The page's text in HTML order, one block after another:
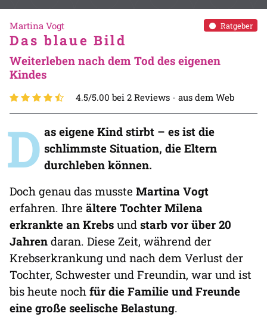
Ratgeber
Martina Vogt
Das blaue Bild
Weiterleben nach dem Tod des eigenen
Kindes
4.5/5.00 bei 2 Reviews - aus dem Web
D as eigene Kind stirbt – es ist die
schlimmste Situation, die Eltern
durchleben können.
Doch genau das musste Martina Vogt
erfahren. Ihre ältere Tochter Milena
erkrankte an Krebs und starb vor über 20
Jahren daran. Diese Zeit, während der
Krebserkrankung und nach dem Verlust der
Tochter, Schwester und Freundin, war und ist
bis heute noch für die Familie und Freunde
eine große seelische Belastung.